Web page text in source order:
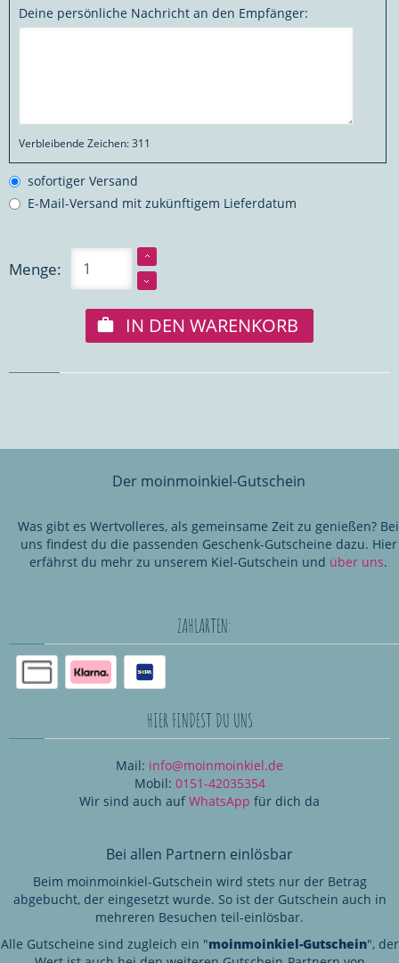
Deine persönliche Nachricht an den Empfänger:
Verbleibende Zeichen:311
sofortiger Versand
E-Mail-Versand mit zukünftigem Lieferdatum
Menge:
IN DEN WARENKORB
Der moinmoinkiel-Gutschein
Was gibt es Wertvolleres, als gemeinsame Zeit zu genießen? Bei
uns findest du die passenden Geschenk-Gutscheine dazu. Hier
erfährst du mehr zu unserem Kiel-Gutschein und über uns.
ZAHLARTEN:
HIER FINDEST DU UNS
Mail: info@moinmoinkiel.de
Mobil: 0151-42035354
Wir sind auch auf WhatsApp für dich da
Bei allen Partnern einlösbar
Beim moinmoinkiel-Gutschein wird stets nur der Betrag
abgebucht, der eingesetzt wurde. So ist der Gutschein auch in
mehreren Besuchen teil-einlösbar.
Alle Gutscheine sind zugleich ein "moinmoinkiel-Gutschein", der